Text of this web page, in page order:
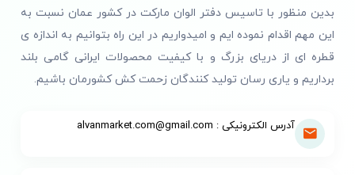
بدین منظور با تاسیس دفتر الوان مارکت در کشور عمان نسبت به
این مهم اقدام نموده ایم و امیدواریم در این راه بتوانیم به اندازه ی
قطره ای از دریای بزرگ و با کیفیت محصولات ایرانی گامی بلند
برداریم و یاری رسان تولید کنندگان زحمت کش کشورمان باشیم.
آدرس الکترونیکی : alvanmarket.com@gmail.com